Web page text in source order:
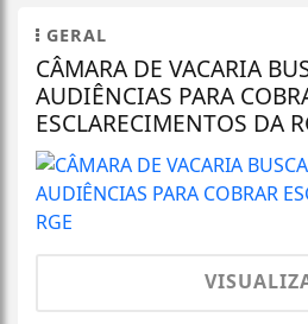
GERAL
CÂMARA DE VACARIA
AUDIÊNCIAS PARA
ESCLARECIMENTOS DA